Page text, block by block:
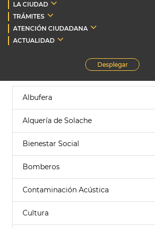
LA CIUDAD
TRÁMITES
ATENCIÓN CIUDADANA
ACTUALIDAD
Desplegar
Albufera
Alquería de Solache
Bienestar Social
Bomberos
Contaminación Acústica
Cultura